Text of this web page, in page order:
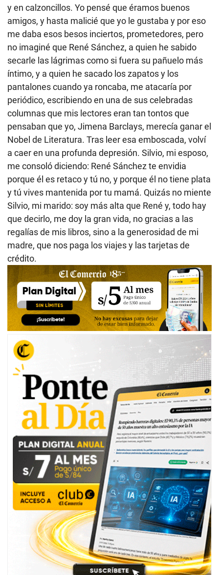
y en calzoncillos. Yo pensé que éramos buenos
amigos, y hasta malicié que yo le gustaba y por eso
me daba esos besos inciertos, prometedores, pero
no imaginé que René Sánchez, a quien he sabido
secarle las lágrimas como si fuera su pañuelo más
íntimo, y a quien he sacado los zapatos y los
pantalones cuando ya roncaba, me atacaría por
periódico, escribiendo en una de sus celebradas
columnas que mis lectores eran tan tontos que
pensaban que yo, Jimena Barclays, merecía ganar el
Nobel de Literatura. Tras leer esa emboscada, volví
a caer en una profunda depresión. Silvio, mi esposo,
me consoló diciendo: René Sánchez te envidia
porque él es retaco y tú no, y porque él no tiene plata
y tú vives mantenida por tu mamá. Quizás no miente
Silvio, mi marido: soy más alta que René y, todo hay
que decirlo, me doy la gran vida, no gracias a las
regalías de mis libros, sino a la generosidad de mi
madre, que nos paga los viajes y las tarjetas de
crédito.